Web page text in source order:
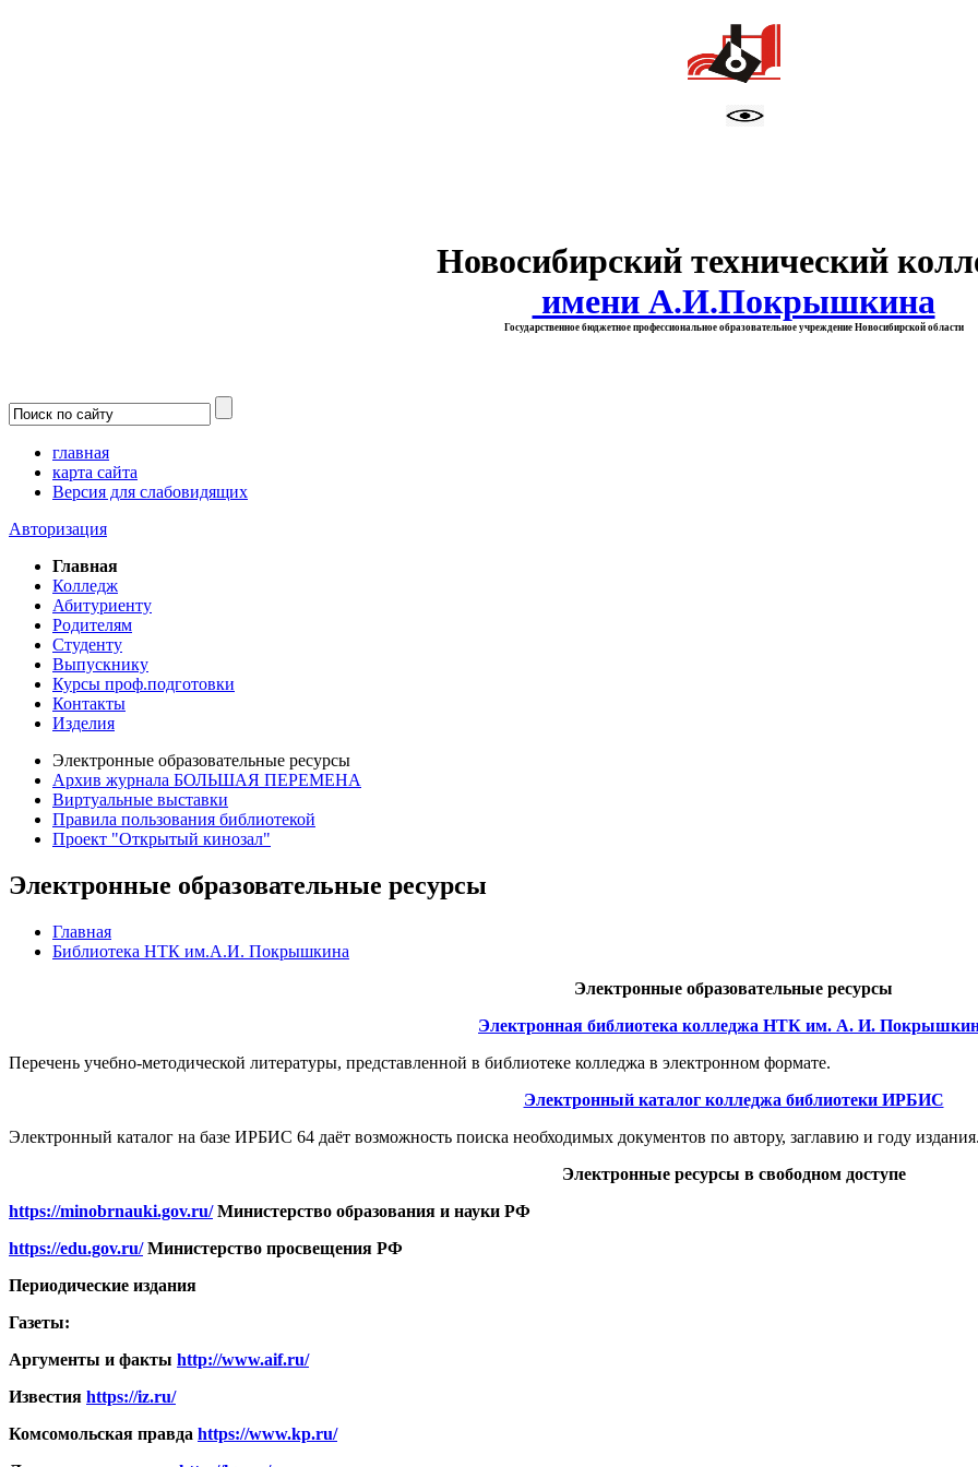
Новосибирский технический
имени А.И.Покрышкина
Государственное бюджетное профессиональное образовательное учреждение Новосибирской области
главная
карта сайта
Версия для слабовидящих
Авторизация
Главная
Колледж
Абитуриенту
Родителям
Студенту
Выпускнику
Курсы проф.подготовки
Контакты
Изделия
Электронные образовательные ресурсы
Архив журнала БОЛЬШАЯ ПЕРЕМЕНА
Виртуальные выставки
Правила пользования библиотекой
Проект "Открытый кинозал"
Электронные образовательные ресурсы
Главная
Библиотека НТК им.А.И. Покрышкина
Электронные образовательные ресурсы
Электронная библиотека колледжа НТК им. А. И.
Перечень учебно-методической литературы, представленной в библиотеке колледжа в электронном формате.
Электронный каталог колледжа библиотеки ИРБИС
Электронный каталог на базе ИРБИС 64 даёт возможность поиска необходимых документов по автору, заглавию и году
Электронные ресурсы в свободном доступе
https://minobrnauki.gov.ru/Министерство образования и науки РФ
https://edu.gov.ru/Министерство просвещения РФ
Периодические издания
Газеты:
Аргументы и факты http://www.aif.ru/
Известия https://iz.ru/
Комсомольская правда https://www.kp.ru/